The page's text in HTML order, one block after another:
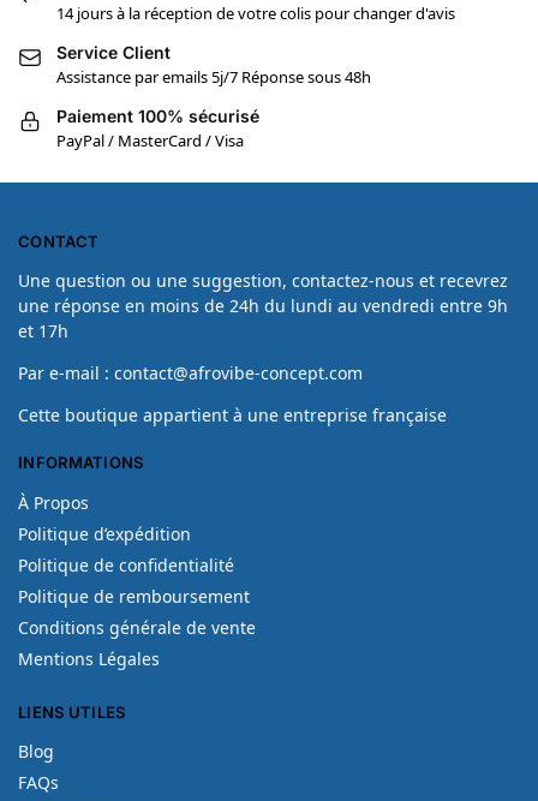
14 jours à la réception de votre colis pour changer d'avis
Service Client
Assistance par emails 5j/7 Réponse sous 48h
Paiement 100% sécurisé
PayPal / MasterCard / Visa
CONTACT
Une question ou une suggestion, contactez-nous et recevrez
une réponse en moins de 24h du lundi au vendredi entre 9h
et 17h
Par e-mail : contact@afrovibe-concept.com
Cette boutique appartient à une entreprise française
INFORMATIONS
À Propos
Politique d’expédition
Politique de confidentialité
Politique de remboursement
Conditions générale de vente
Mentions Légales
LIENS UTILES
Blog
FAQs